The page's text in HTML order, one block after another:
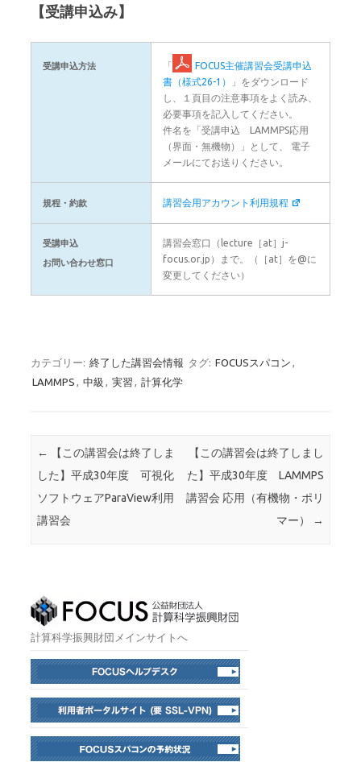
【受講申込み】
受講申込方法 「
FOCUS主催講習会受講申込
書（様式26-1）
」をダウンロード
し、１頁目の注意事項をよく読み、
必要事項を記入してください。
件名を「受講申込 LAMMPS応用
（界面・無機物）」として、 電子
メールにてお送りください。
規程・約款 講習会用アカウント利用規程
受講申込
お問い合わせ窓口
講習会窓口（lecture［at］j-
focus.or.jp）まで。（［at］を@に
変更してください）
カテゴリー: 終了した講習会情報 タグ: FOCUSスパコン ,
LAMMPS , 中級 , 実習 , 計算化学
投稿ナビゲーション
←
【この講習会は終了しま
した】平成30年度 可視化
ソフトウェアParaView利用
講習会
【この講習会は終了しまし
た】平成30年度 LAMMPS
講習会 応用（有機物・ポリ
マー）
→
計算科学振興財団メインサイトへ